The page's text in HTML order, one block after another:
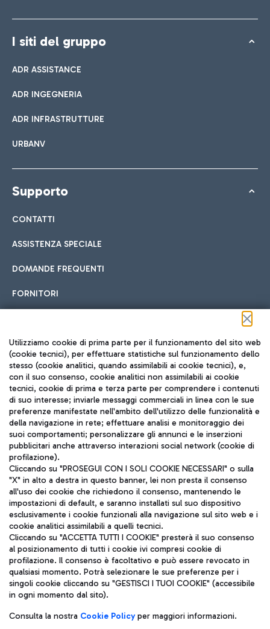
I siti del gruppo
ADR ASSISTANCE
ADR INGEGNERIA
ADR INFRASTRUTTURE
URBANV
Supporto
CONTATTI
ASSISTENZA SPECIALE
DOMANDE FREQUENTI
FORNITORI
Seguici sui social
TRAVEL JOURNAL
ITA
Aeroporti di Roma S.p.A. - Società soggetta a direzione e
coordinamento di Mundys S.p.A.
Codice fiscale e Registro delle Imprese di Roma 13032990155 P.
IVA 06572251004
Capitale sociale 62.224.743,00 int. vers.
Sede legale: Via Pier Paolo Racchetti 1 - 00054 Fiumicino (RM)
telefono +39 06 65951
Privacy policy
Note legali
Utilizziamo cookie di prima parte per il funzionamento del sito web
(cookie tecnici), per effettuare statistiche sul funzionamento dello
stesso (cookie analitici, quando assimilabili ai cookie tecnici), e,
con il suo consenso, cookie analitici non assimilabili ai cookie
tecnici, cookie di prima e terza parte per comprendere i contenuti
di suo interesse; inviarle messaggi commerciali in linea con le sue
preferenze manifestate nell'ambito dell'utilizzo delle funzionalità e
della navigazione in rete; effettuare analisi e monitoraggio dei
suoi comportamenti; personalizzare gli annunci e le inserzioni
pubblicitari anche attraverso interazioni social network (cookie di
profilazione).
Cliccando su "PROSEGUI CON I SOLI COOKIE NECESSARI" o sulla
"X" in alto a destra in questo banner, lei non presta il consenso
all'uso dei cookie che richiedono il consenso, mantenendo le
impostazioni di default, e saranno installati sul suo dispositivo
esclusivamente i cookie funzionali alla navigazione sul sito web e i
cookie analitici assimilabili a quelli tecnici.
Cliccando su "ACCETTA TUTTI I COOKIE" presterà il suo consenso
al posizionamento di tutti i cookie ivi compresi cookie di
profilazione. Il consenso è facoltativo e può essere revocato in
qualsiasi momento. Potrà selezionare le sue preferenze per i
singoli cookie cliccando su "GESTISCI I TUOI COOKIE" (accessibile
in ogni momento dal sito).
Consulta la nostra Cookie Policyper maggiori informazioni.